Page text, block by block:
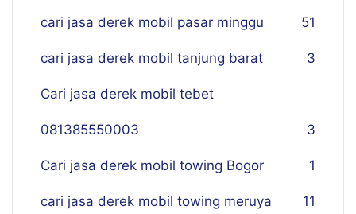
cari jasa derek mobil pasar minggu 51
cari jasa derek mobil tanjung barat 3
Cari jasa derek mobil tebet
081385550003 3
Cari jasa derek mobil towing Bogor 1
cari jasa derek mobil towing meruya 11